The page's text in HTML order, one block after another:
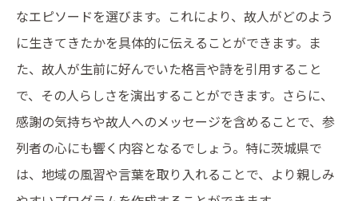
なエピソードを選びます。これにより、故人がどのよう
に生きてきたかを具体的に伝えることができます。ま
た、故人が生前に好んでいた格言や詩を引用すること
で、その人らしさを演出することができます。さらに、
感謝の気持ちや故人へのメッセージを含めることで、参
列者の心にも響く内容となるでしょう。特に茨城県で
は、地域の風習や言葉を取り入れることで、より親しみ